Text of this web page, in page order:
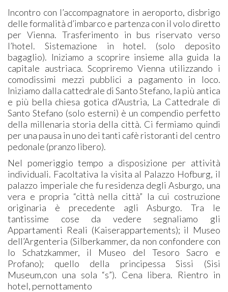
Incontro con l’accompagnatore in aeroporto, disbrigo
delle formalità d’imbarco e partenza con il volo diretto
per Vienna. Trasferimento in bus riservato verso
l’hotel. Sistemazione in hotel. (solo deposito
bagaglio). Iniziamo a scoprire insieme alla guida la
capitale austriaca. Scopriremo Vienna utilizzando i
comodissimi mezzi pubblici a pagamento in loco.
Iniziamo dalla cattedrale di Santo Stefano, la più antica
e più bella chiesa gotica d’Austria, La Cattedrale di
Santo Stefano (solo esterni) è un compendio perfetto
della millenaria storia della città. Ci fermiamo quindi
per una pausa in uno dei tanti cafè ristoranti del centro
pedonale (pranzo libero).
Nel pomeriggio tempo a disposizione per attività
individuali. Facoltativa la visita al Palazzo Hofburg, il
palazzo imperiale che fu residenza degli Asburgo, una
vera e propria “città nella città” la cui costruzione
originaria è precedente agli Asburgo. Tra le
tantissime cose da vedere segnaliamo gli
Appartamenti Reali (Kaiserappartements); il Museo
dell’Argenteria (Silberkammer, da non confondere con
lo Schatzkammer, il Museo del Tesoro Sacro e
Profano); quello della principessa Sissi (Sisi
Museum,con una sola “s”). Cena libera. Rientro in
hotel, pernottamento